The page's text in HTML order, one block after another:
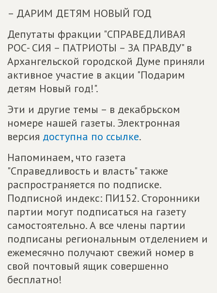
– ДАРИМ ДЕТЯМ НОВЫЙ ГОД
Депутаты фракции "СПРАВЕДЛИВАЯ
РОС- СИЯ – ПАТРИОТЫ – ЗА ПРАВДУ" в
Архангельской городской Думе приняли
активное участие в акции "Подарим
детям Новый год!".
Эти и другие темы – в декабрьском
номере нашей газеты. Электронная
версия доступна по ссылке.
Напоминаем, что газета
"Справедливость и власть" также
распространяется по подписке.
Подписной индекс: ПИ152. Сторонники
партии могут подписаться на газету
самостоятельно. А все члены партии
подписаны региональным отделением и
ежемесячно получают свежий номер в
свой почтовый ящик совершенно
бесплатно!